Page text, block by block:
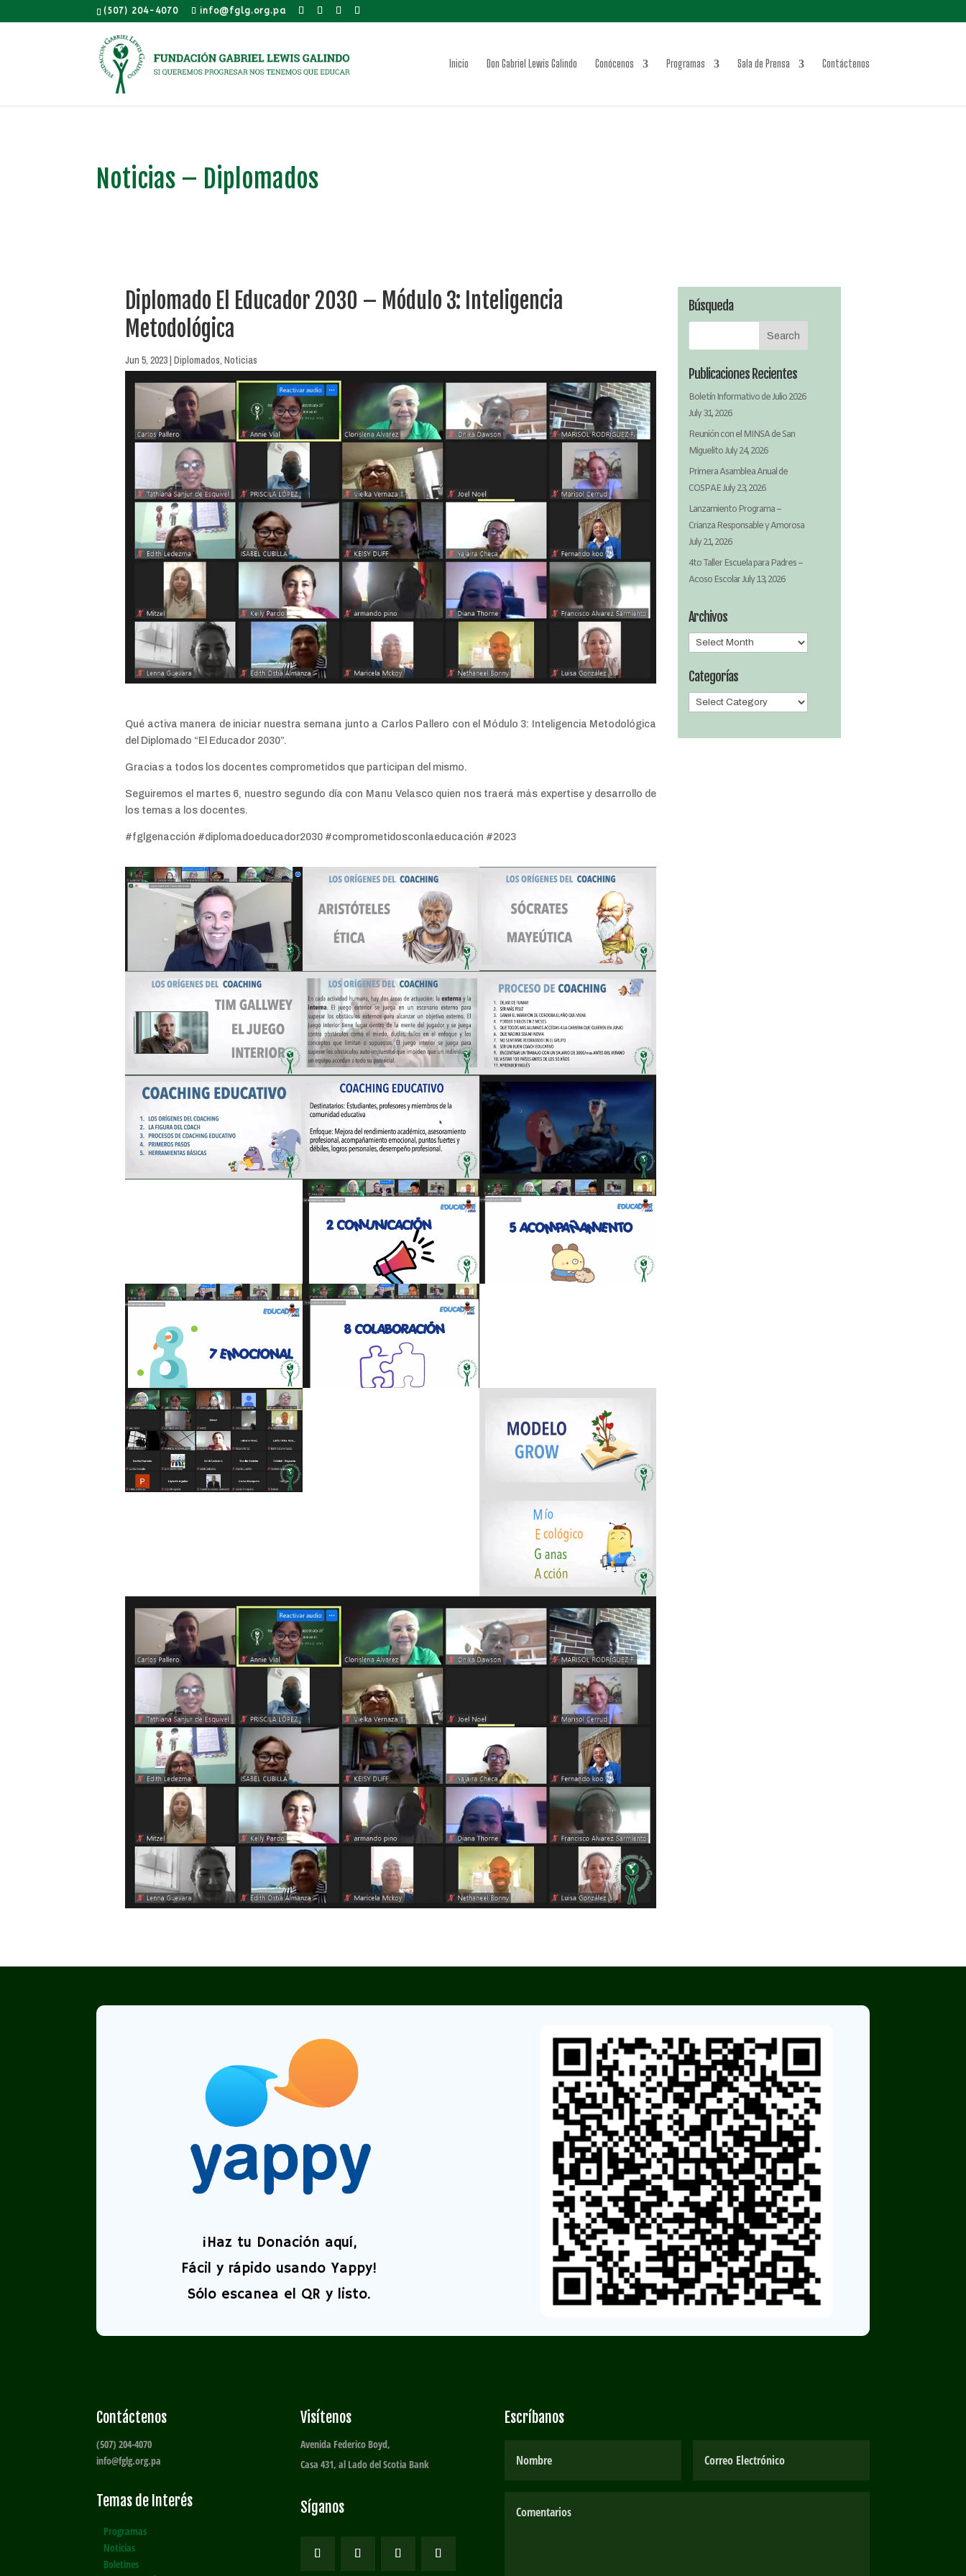
(507) 204-4070 info@fglg.org.pa
Inicio Don Gabriel Lewis Galindo Conócenos Programas Sala de Prensa Contáctenos
Noticias – Diplomados
Diplomado El Educador 2030 – Módulo 3: Inteligencia
Metodológica
Jun 5, 2023|Diplomados,Noticias
Qué activa manera de iniciar nuestra semana junto a Carlos Pallero con el Módulo 3: Inteligencia Metodológica
del Diplomado “El Educador 2030”.
Gracias a todos los docentes comprometidos que participan del mismo.
Seguiremos el martes 6, nuestro segundo día con Manu Velasco quien nos traerá más expertise y desarrollo de
los temas a los docentes.
#fglgenacción #diplomadoeducador2030 #comprometidosconlaeducación #2023
Búsqueda
Publicaciones Recientes
Boletín Informativo de Julio 2026
July 31, 2026
Reunión con el MINSA de San
MiguelitoJuly 24, 2026
Primera Asamblea Anual de
COSPAEJuly 23, 2026
Lanzamiento Programa –
Crianza Responsable y Amorosa
July 21, 2026
4to Taller Escuela para Padres –
Acoso EscolarJuly 13, 2026
Archivos
Archivos
Categorías
Categorías
¡Haz tu Donación aquí,
Fácil y rápido usando Yappy!
Sólo escanea el QR y listo.
Contáctenos
(507) 204-4070
info@fglg.org.pa
Temas de Interés
Programas
Noticias
Boletines
Visítenos
Avenida Federico Boyd,
Casa 431, al Lado del Scotia Bank
Síganos
Escríbanos